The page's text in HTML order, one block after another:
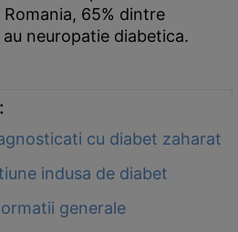
65% dintre
neuropatie diabetica.
cu diabet zaharat
indusa de diabet
generale